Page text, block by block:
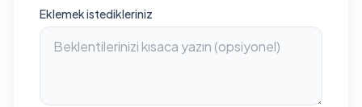
Eklemek istedikleriniz